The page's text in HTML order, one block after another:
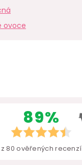
ovoce
89%
z80 ověřených recenzí